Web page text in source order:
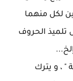
لكل منهما
الحروف
" ، و يترك